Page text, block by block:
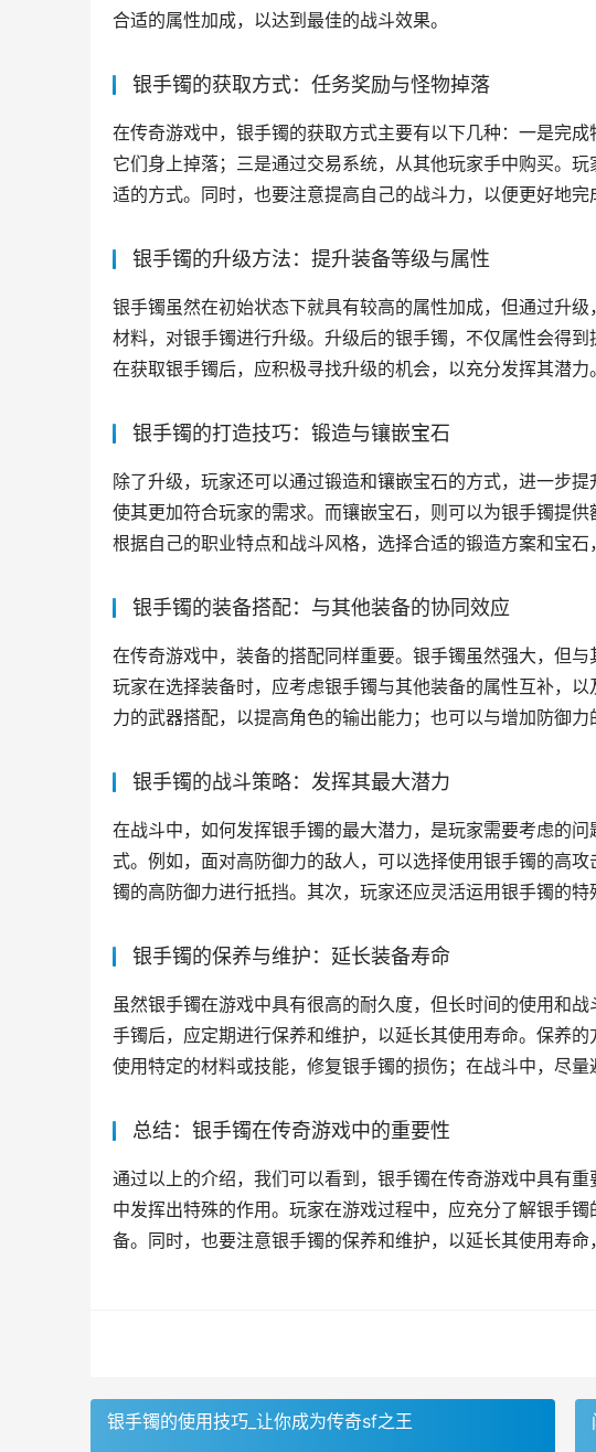
合适的属性加成，以达到最佳的战斗效果。
银手镯的获取方式：任务奖励与怪物掉落
在传奇游戏中，银手镯的获取方式主要有以下几种：一是完
它们身上掉落；三是通过交易系统，从其他玩家手中购买。
适的方式。同时，也要注意提高自己的战斗力，以便更好地完
银手镯的升级方法：提升装备等级与属性
银手镯虽然在初始状态下就具有较高的属性加成，但通过升
材料，对银手镯进行升级。升级后的银手镯，不仅属性会得
在获取银手镯后，应积极寻找升级的机会，以充分发挥其潜力。
银手镯的打造技巧：锻造与镶嵌宝石
除了升级，玩家还可以通过锻造和镶嵌宝石的方式，进一步
使其更加符合玩家的需求。而镶嵌宝石，则可以为银手镯提
根据自己的职业特点和战斗风格，选择合适的锻造方案和宝石
银手镯的装备搭配：与其他装备的协同效应
在传奇游戏中，装备的搭配同样重要。银手镯虽然强大，但
玩家在选择装备时，应考虑银手镯与其他装备的属性互补，
力的武器搭配，以提高角色的输出能力；也可以与增加防御力
银手镯的战斗策略：发挥其最大潜力
在战斗中，如何发挥银手镯的最大潜力，是玩家需要考虑的
式。例如，面对高防御力的敌人，可以选择使用银手镯的高
镯的高防御力进行抵挡。其次，玩家还应灵活运用银手镯的特
银手镯的保养与维护：延长装备寿命
虽然银手镯在游戏中具有很高的耐久度，但长时间的使用和
手镯后，应定期进行保养和维护，以延长其使用寿命。保养
使用特定的材料或技能，修复银手镯的损伤；在战斗中，尽量
总结：银手镯在传奇游戏中的重要性
通过以上的介绍，我们可以看到，银手镯在传奇游戏中具有
中发挥出特殊的作用。玩家在游戏过程中，应充分了解银手
备。同时，也要注意银手镯的保养和维护，以延长其使用寿命
银手镯的使用技巧_让你成为传奇sf之王